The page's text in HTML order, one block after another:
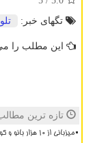
تگهای خبر:
این مطلب را
تازه ترین
میزبانی از ۱۰ هزار بانو و کودک زائر کارنامه جامع خدمات قرارگاه زینبیه